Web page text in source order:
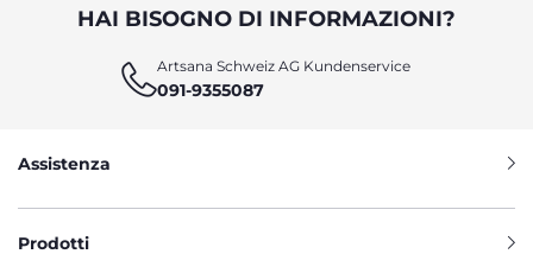
di cui ha bisogno. Sempre amate dai più piccoli, le giostrine
per lettino con gli animali protagonisti delle fiabe più
accompagnare il bambino nel mondo dei sogni: dai
personaggi dei film d’animazione per l’infanzia, fino a quelli
sonno in totale serenità.
MUSICA, MOVIMENTO E COLORI:
GIOSTRINE PER TUTTE LE NECESSITÀ
HAI BISOGNO DI INFORMAZIONI?
Artsana Schweiz AG Kundenservice
091-9355087
Assistenza
Prodotti